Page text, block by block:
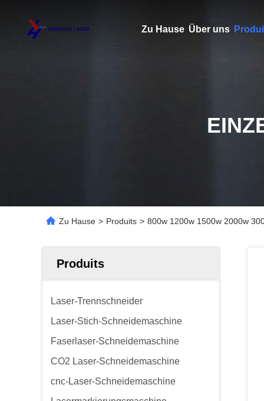
Zu Hause Über uns
Zu Hause > Produits > 800w 1200w 1500w 2000w
Produits
Laser-Trennschneider
Laser-Stich-Schneidemaschine
Faserlaser-Schneidemaschine
CO2 Laser-Schneidemaschine
cnc-Laser-Schneidemaschine